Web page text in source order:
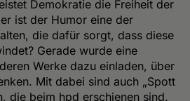
Demokratie die Freiheit der
ist der Humor eine der
die dafür sorgt, dass diese
Gerade wurde eine
Werke dazu einladen, über
Mit dabei sind auch „Spott
die beim hpd erschienen sind.